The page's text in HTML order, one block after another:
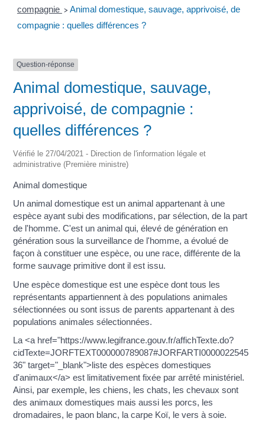
compagnie > Animal domestique, sauvage, apprivoisé, de
compagnie : quelles différences ?
Question-réponse
Animal domestique, sauvage,
apprivoisé, de compagnie :
quelles différences ?
Vérifié le 27/04/2021 - Direction de l'information légale et
administrative (Première ministre)
Animal domestique
Un animal domestique est un animal appartenant à une
espèce ayant subi des modifications, par sélection, de la part
de l'homme. C'est un animal qui, élevé de génération en
génération sous la surveillance de l'homme, a évolué de
façon à constituer une espèce, ou une race, différente de la
forme sauvage primitive dont il est issu.
Une espèce domestique est une espèce dont tous les
représentants appartiennent à des populations animales
sélectionnées ou sont issus de parents appartenant à des
populations animales sélectionnées.
La <a href="https://www.legifrance.gouv.fr/affichTexte.do?
cidTexte=JORFTEXT000000789087#JORFARTI0000022545
36" target="_blank">liste des espèces domestiques
d'animaux</a> est limitativement fixée par arrêté ministériel.
Ainsi, par exemple, les chiens, les chats, les chevaux sont
des animaux domestiques mais aussi les porcs, les
dromadaires, le paon blanc, la carpe Koï, le vers à soie.